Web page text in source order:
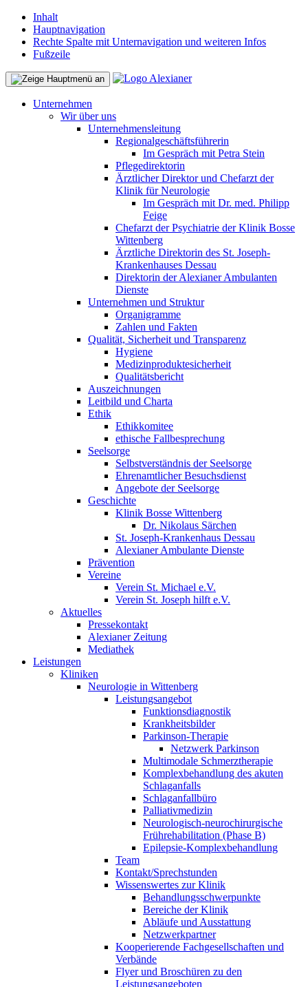
Inhalt
Hauptnavigation
Rechte Spalte mit Unternavigation und weiteren Infos
Fußzeile
Unternehmen
Wir über uns
Unternehmensleitung
Regionalgeschäftsführerin
Im Gespräch mit Petra Stein
Pflegedirektorin
Ärztlicher Direktor und Chefarzt der
Klinik für Neurologie
Im Gespräch mit Dr. med. Philipp
Feige
Chefarzt der Psychiatrie der Klinik Bosse
Wittenberg
Ärztliche Direktorin des St. Joseph-
Krankenhauses Dessau
Direktorin der Alexianer Ambulanten
Dienste
Unternehmen und Struktur
Organigramme
Zahlen und Fakten
Qualität, Sicherheit und Transparenz
Hygiene
Medizinproduktesicherheit
Qualitätsbericht
Auszeichnungen
Leitbild und Charta
Ethik
Ethikkomitee
ethische Fallbesprechung
Seelsorge
Selbstverständnis der Seelsorge
Ehrenamtlicher Besuchsdienst
Angebote der Seelsorge
Geschichte
Klinik Bosse Wittenberg
Dr. Nikolaus Särchen
St. Joseph-Krankenhaus Dessau
Alexianer Ambulante Dienste
Prävention
Vereine
Verein St. Michael e.V.
Verein St. Joseph hilft e.V.
Aktuelles
Pressekontakt
Alexianer Zeitung
Mediathek
Leistungen
Kliniken
Neurologie in Wittenberg
Leistungsangebot
Funktionsdiagnostik
Krankheitsbilder
Parkinson-Therapie
Netzwerk Parkinson
Multimodale Schmerztherapie
Komplexbehandlung des akuten
Schlaganfalls
Schlaganfallbüro
Palliativmedizin
Neurologisch-neurochirurgische
Frührehabilitation (Phase B)
Epilepsie-Komplexbehandlung
Team
Kontakt/Sprechstunden
Wissenswertes zur Klinik
Behandlungsschwerpunkte
Bereiche der Klinik
Abläufe und Ausstattung
Netzwerkpartner
Kooperierende Fachgesellschaften und
Verbände
Flyer und Broschüren zu den
Leistungsangeboten